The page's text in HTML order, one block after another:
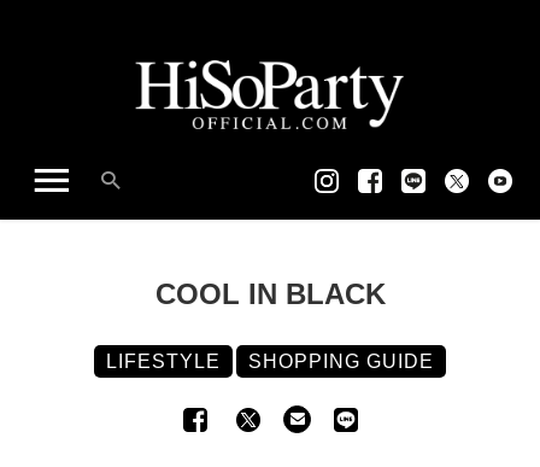
COOL IN BLACK
LIFESTYLE SHOPPING GUIDE